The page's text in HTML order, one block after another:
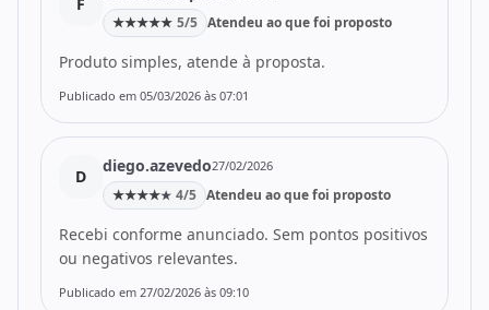
★★★★★ 5/5 Atendeu ao que foi proposto
Produto simples, atende à proposta.
Publicado em 05/03/2026 às 07:01
D
diego.azevedo27/02/2026
★★★★★ 4/5 Atendeu ao que foi proposto
Recebi conforme anunciado. Sem pontos positivos
ou negativos relevantes.
Publicado em 27/02/2026 às 09:10